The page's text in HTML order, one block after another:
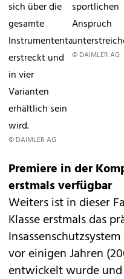
sich über die
gesamte
Instrumententafel
erstreckt und
in vier
Varianten
erhältlich sein
wird.
© DAIMLER AG
sportlichen
Anspruch
© DAIMLER AG
Premiere in der
erstmals verfügbar
Weiters ist in dieser
Klasse erstmals das
vor einigen Jahren
entwickelt wurde